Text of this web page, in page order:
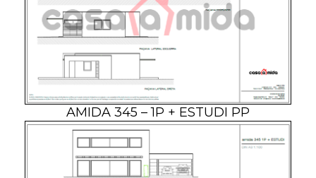
AMIDA 345 – 1P + ESTUDI PP